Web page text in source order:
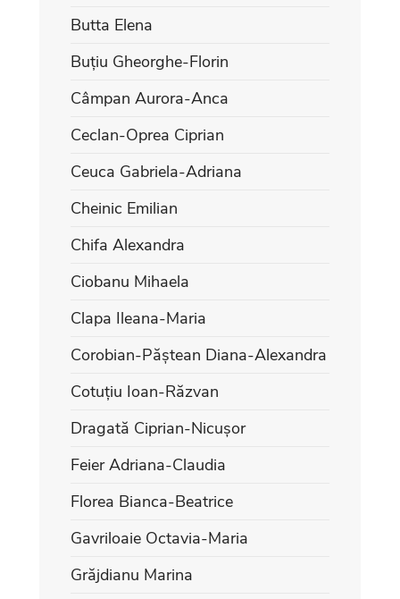
Butta Elena
Buțiu Gheorghe-Florin
Câmpan Aurora-Anca
Ceclan-Oprea Ciprian
Ceuca Gabriela-Adriana
Cheinic Emilian
Chifa Alexandra
Ciobanu Mihaela
Clapa Ileana-Maria
Corobian-Păștean Diana-Alexandra
Cotuțiu Ioan-Răzvan
Dragată Ciprian-Nicușor
Feier Adriana-Claudia
Florea Bianca-Beatrice
Gavriloaie Octavia-Maria
Grăjdianu Marina